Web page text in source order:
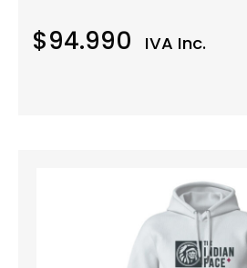
$94.990 IVA Inc.